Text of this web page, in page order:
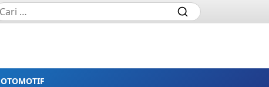
OTOMOTIF